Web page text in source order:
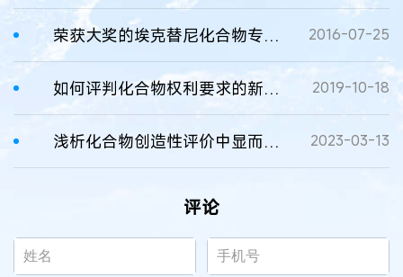
荣获大奖的埃克替尼化合物专利被请求宣告无效 2016-07-25
如何评判化合物权利要求的新颖性 2019-10-18
浅析化合物创造性评价中显而易见性的判断 2023-03-13
评论